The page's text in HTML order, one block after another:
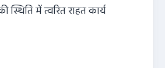
में त्वरित राहत कार्य